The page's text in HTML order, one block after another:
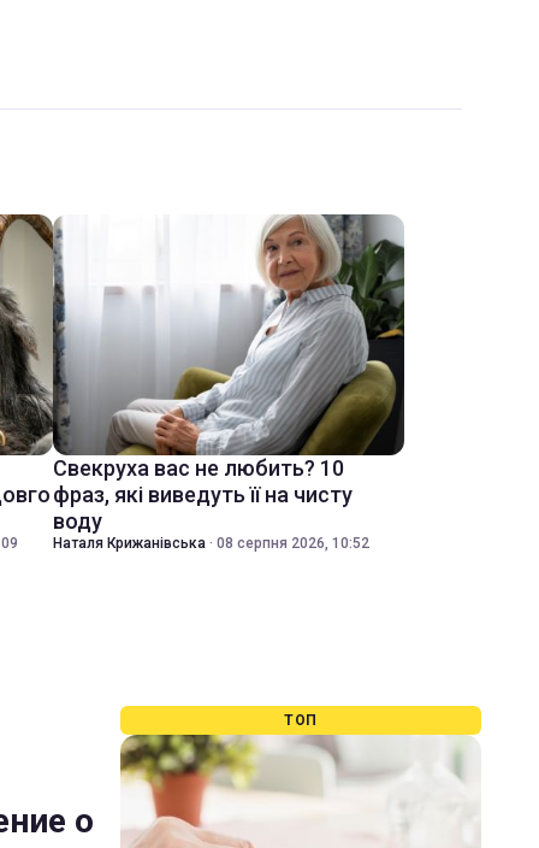
Свекруха вас не любить? 10
фраз, які виведуть її на чисту
воду
Наталя Крижанівська · 08 серпня 2026, 10:52
о
ТОП